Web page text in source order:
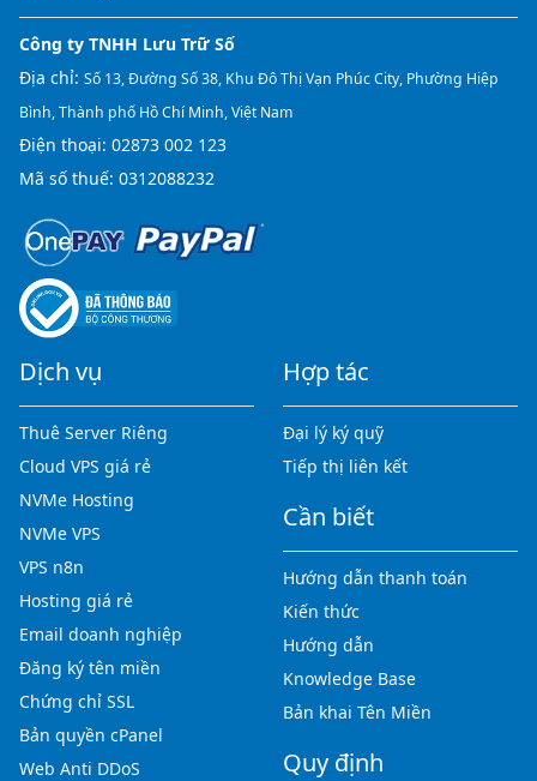
Công ty TNHH Lưu Trữ Số
Địa chỉ: Số 13, Đường Số 38, Khu Đô Thị Vạn Phúc City, Phường Hiệp
Bình, Thành phố Hồ Chí Minh, Việt Nam
Điện thoại: 02873 002 123
Mã số thuế: 0312088232
Dịch vụ
Thuê Server Riêng
Cloud VPS giá rẻ
NVMe Hosting
NVMe VPS
VPS n8n
Hosting giá rẻ
Email doanh nghiệp
Đăng ký tên miền
Chứng chỉ SSL
Bản quyền cPanel
Web Anti DDoS
Hợp tác
Đại lý ký quỹ
Tiếp thị liên kết
Cần biết
Hướng dẫn thanh toán
Kiến thức
Hướng dẫn
Knowledge Base
Bản khai Tên Miền
Quy định